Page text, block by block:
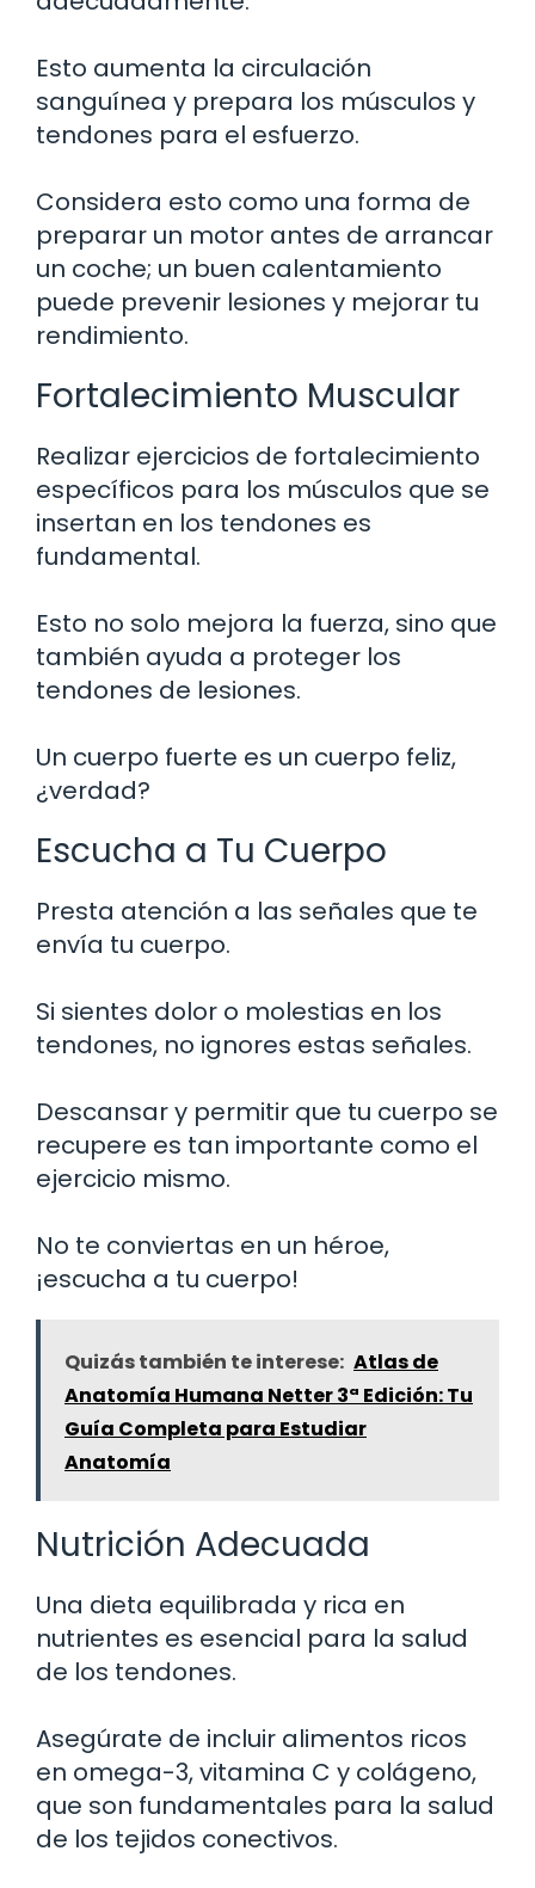
Esto aumenta la circulación
sanguínea y prepara los músculos y
tendones para el esfuerzo.
Considera esto como una forma de
preparar un motor antes de arrancar
un coche; un buen calentamiento
puede prevenir lesiones y mejorar tu
rendimiento.
Fortalecimiento Muscular
Realizar ejercicios de fortalecimiento
específicos para los músculos que se
insertan en los tendones es
fundamental.
Esto no solo mejora la fuerza, sino que
también ayuda a proteger los
tendones de lesiones.
Un cuerpo fuerte es un cuerpo feliz,
¿verdad?
Escucha a Tu Cuerpo
Presta atención a las señales que te
envía tu cuerpo.
Si sientes dolor o molestias en los
tendones, no ignores estas señales.
Descansar y permitir que tu cuerpo se
recupere es tan importante como el
ejercicio mismo.
No te conviertas en un héroe,
¡escucha a tu cuerpo!
Quizás también te interese: Atlas de
Anatomía Humana Netter 3ª Edición: Tu
Guía Completa para Estudiar
Anatomía
Nutrición Adecuada
Una dieta equilibrada y rica en
nutrientes es esencial para la salud
de los tendones.
Asegúrate de incluir alimentos ricos
en omega-3, vitamina C y colágeno,
que son fundamentales para la salud
de los tejidos conectivos.